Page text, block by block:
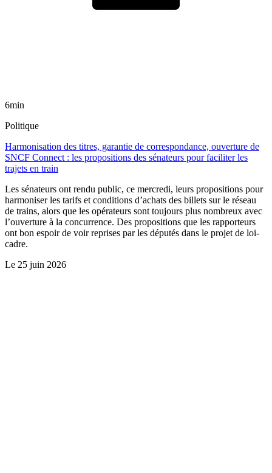
6min
Politique
Harmonisation des titres, garantie de correspondance, ouverture de
SNCF Connect : les propositions des sénateurs pour faciliter les
trajets en train
Les sénateurs ont rendu public, ce mercredi, leurs propositions pour
harmoniser les tarifs et conditions d’achats des billets sur le réseau
de trains, alors que les opérateurs sont toujours plus nombreux avec
l’ouverture à la concurrence. Des propositions que les rapporteurs
ont bon espoir de voir reprises par les députés dans le projet de loi-
cadre.
Le 25 juin 2026